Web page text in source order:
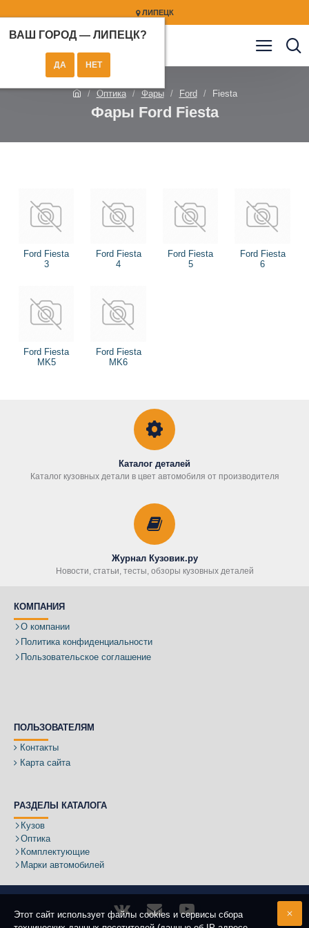
ЛИПЕЦК
ВАШ ГОРОД — ЛИПЕЦК?
Оптика Фары Ford Fiesta
Фары Ford Fiesta
Ford Fiesta
3
Ford Fiesta
4
Ford Fiesta
5
Ford Fiesta
6
Ford Fiesta
MK5
Ford Fiesta
MK6
Каталог деталей
Каталог кузовных детали в цвет автомобиля от производителя
Журнал Кузовик.ру
Новости, статьи, тесты, обзоры кузовных деталей
КОМПАНИЯ
О компании
Политика конфиденциальности
Пользовательское соглашение
ПОЛЬЗОВАТЕЛЯМ
Контакты
Карта сайта
РАЗДЕЛЫ КАТАЛОГА
Кузов
Оптика
Комплектующие
Марки автомобилей
Этот сайт использует файлы cookies и сервисы сбора